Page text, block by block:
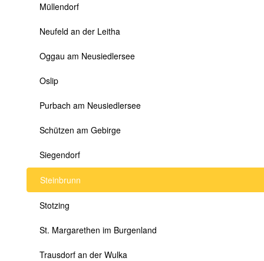
Müllendorf
Neufeld an der Leitha
Oggau am Neusiedlersee
Oslip
Purbach am Neusiedlersee
Schützen am Gebirge
Siegendorf
Steinbrunn
Stotzing
St. Margarethen im Burgenland
Trausdorf an der Wulka